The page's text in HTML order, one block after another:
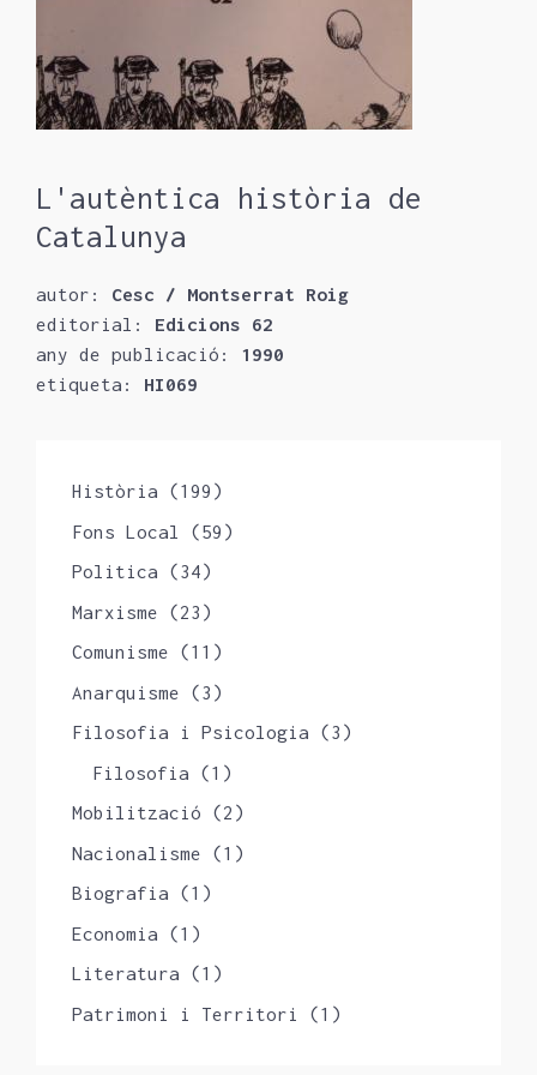
L'autèntica història de
Catalunya
autor: Cesc / Montserrat Roig
editorial: Edicions 62
any de publicació: 1990
etiqueta: HI069
Història (199)
Fons Local
(59)
Politica (34)
Marxisme (23)
Comunisme (11)
Anarquisme (3)
Filosofia i Psicologia (3)
Filosofia (1)
Mobilització (2)
Nacionalisme (1)
Biografia (1)
Economia (1)
Literatura (1)
Patrimoni i Territori
(1)